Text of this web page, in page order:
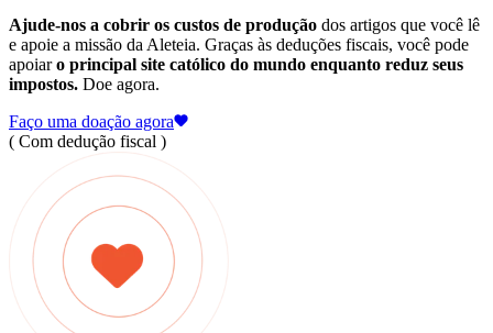
Ajude-nos a cobrir os custos de produção dos artigos que você lê
e apoie a missão da Aleteia. Graças às deduções fiscais, você pode
apoiaro principal site católico do mundo enquanto reduz seus
impostos. Doe agora.
Faço uma doação agora
( Com dedução fiscal )